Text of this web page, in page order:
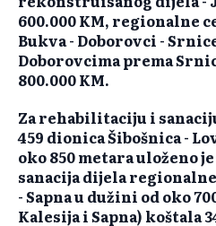
600.000 KM, regionalne
Bukva - Doborovci -
Doborovcima prema
800.000 KM.
Za rehabilitaciju i
459 dionica Šibošnica -
oko 850 metara uloženo
sanacija dijela
- Sapna u dužini od oko
Kalesija i Sapna) koštala